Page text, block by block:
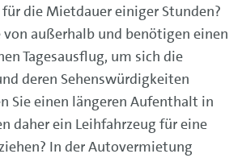
die Mietdauer einiger Stunden?
von außerhalb und benötigen einen
Tagesausflug, um sich die
deren Sehenswürdigkeiten
Sie einen längeren Aufenthalt in
daher ein Leihfahrzeug für eine
In der Autovermietung